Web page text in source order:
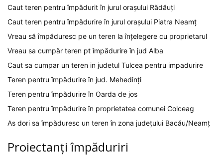
Caut teren pentru împădurit în jurul orașului Rădăuți
Caut teren pentru împădurire în jurul orașului Piatra Neamț
Vreau să împăduresc pe un teren la înțelegere cu proprietarul
Vreau sa cumpăr teren pt împădurire în jud Alba
Caut sa cumpar un teren in judetul Tulcea pentru impadurire
Teren pentru împădurire în jud. Mehedinți
Teren pentru împădurire în Oarda de jos
Teren pentru împădurire în proprietatea comunei Colceag
As dori sa împăduresc un teren în zona județului Bacău/Neamț
Proiectanți împăduriri